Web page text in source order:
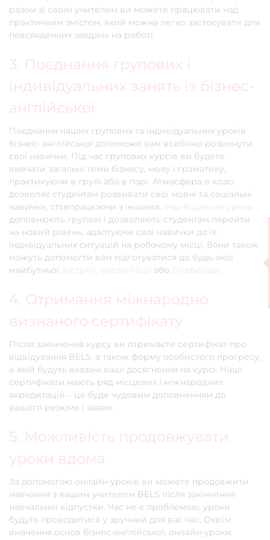
разом зі своїм учителем ви можете працювати над
практичним змістом, який можна легко застосувати для
повсякденних завдань на роботі.
3. Поєднання групових і
індивідуальних занять із бізнес-
англійської
Поєднання наших групових та індивідуальних уроків
бізнес- англійської допоможе вам всебічно розвинути
свої навички. Під час групових курсів ви будете
вивчати загальні теми бізнесу, мову і граматику,
практикуючи в групі або в парі. Атмосфера в класі
дозволяє студентам розвивати свої мовні та соціальні
навички, співпрацюючи з іншими.
Індивідуальні уроки
доповнюють групові і дозволяють студентам перейти
на новий рівень, адаптуючи свої навички до їх
індивідуальних ситуацій на робочому місці. Вони також
можуть допомогти вам підготуватися до будь-якої
майбутньої зустрічі , презентації або співбесіди.
4. Отримання міжнародно
визнаного сертифікату
Після закінчення курсу ви отримаєте сертифікат про
відвідування BELS, а також форму особистого прогресу,
в якій будуть вказані ваші досягнення на курсі. Наші
сертифікати мають ряд місцевих і міжнародних
акредитацій – це буде чудовим доповненням до
вашого резюме і заяви.
5. Можливість продовжувати
уроки вдома
За допомогою онлайн-уроків ви можете продовжити
навчання з вашим учителем BELS після закінчення
навчальної відпустки. Час не є проблемою, уроки
будуть проводитися у зручний для вас час. Окрім
вивчення основ бізнес-англійської, онлайн-уроки